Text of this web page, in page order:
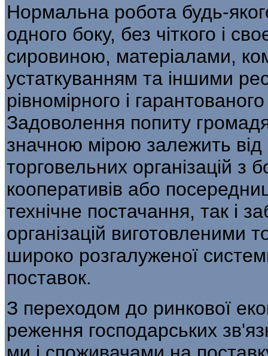
Нормальна робота будь-
одного боку, без чіткого і
сировиною, матеріалами,
устаткуванням та іншими
рівномірного і
Задоволення попиту
значною мірою залежить
торговельних організацій з
кооперативів або
технічне постачання, так і
організацій виготовленими
широко розгалуженої
поставок.
З переходом до ринкової
реження господарських